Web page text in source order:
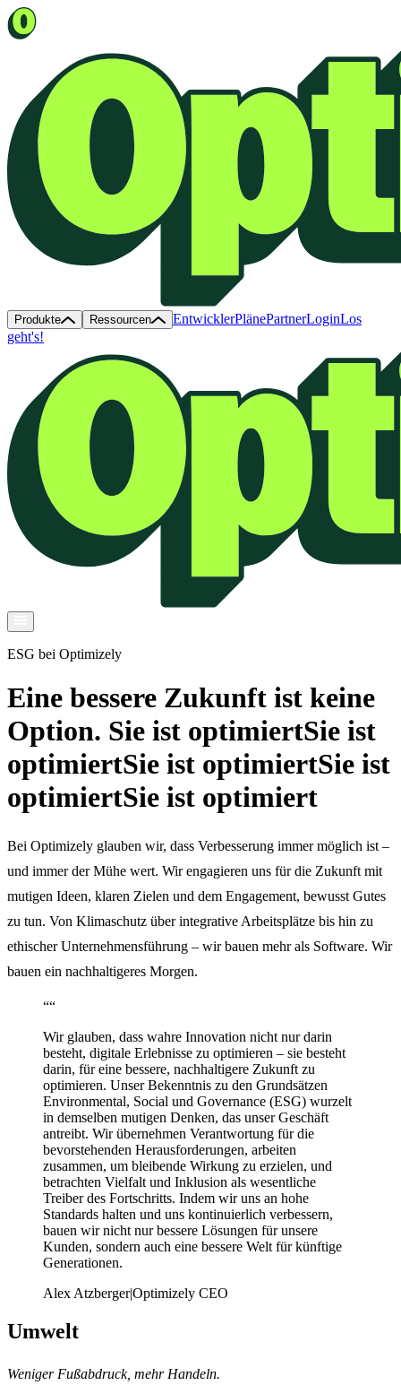
Produkte Ressourcen EntwicklerPlänePartnerLoginLos
geht's!
ESG bei Optimizely
Eine bessere Zukunft ist keine
Option. Sie ist optimiertSie ist
optimiertSie ist optimiertSie ist
optimiertSie ist optimiert
Bei Optimizely glauben wir, dass Verbesserung immer möglich ist –
und immer der Mühe wert. Wir engagieren uns für die Zukunft mit
mutigen Ideen, klaren Zielen und dem Engagement, bewusst Gutes
zu tun. Von Klimaschutz über integrative Arbeitsplätze bis hin zu
ethischer Unternehmensführung – wir bauen mehr als Software. Wir
bauen ein nachhaltigeres Morgen.
““
Wir glauben, dass wahre Innovation nicht nur darin
besteht, digitale Erlebnisse zu optimieren – sie besteht
darin, für eine bessere, nachhaltigere Zukunft zu
optimieren. Unser Bekenntnis zu den Grundsätzen
Environmental, Social und Governance (ESG) wurzelt
in demselben mutigen Denken, das unser Geschäft
antreibt. Wir übernehmen Verantwortung für die
bevorstehenden Herausforderungen, arbeiten
zusammen, um bleibende Wirkung zu erzielen, und
betrachten Vielfalt und Inklusion als wesentliche
Treiber des Fortschritts. Indem wir uns an hohe
Standards halten und uns kontinuierlich verbessern,
bauen wir nicht nur bessere Lösungen für unsere
Kunden, sondern auch eine bessere Welt für künftige
Generationen.
Alex Atzberger|Optimizely CEO
Umwelt
Weniger Fußabdruck, mehr Handeln.